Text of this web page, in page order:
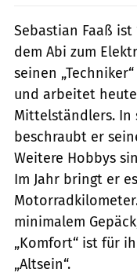
Sebastian Faaß
dem Abi zum
seinen
und arbeitet
Mittelständlers.
beschraubt er
Weitere Hobbys
Im Jahr bringt er
minimalem
„Komfort“ ist für
„Altsein“.